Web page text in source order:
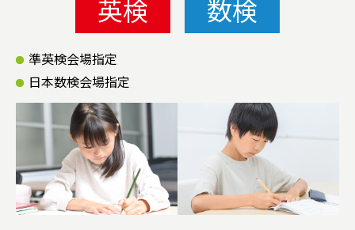
英検 数検
準英検会場指定
日本数検会場指定